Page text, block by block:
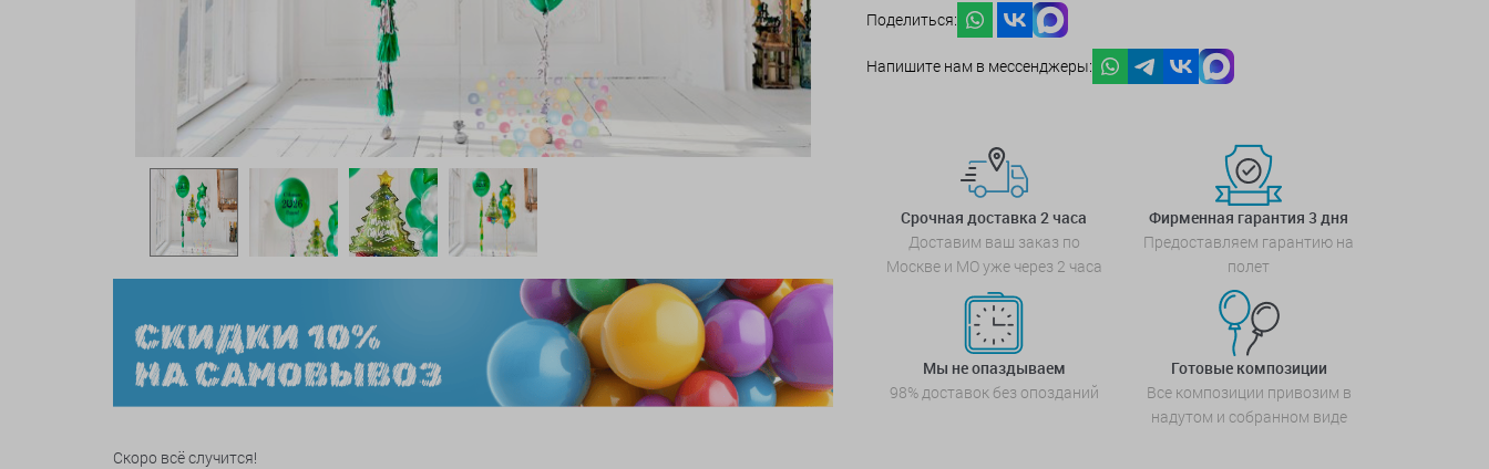
Поделиться:
Напишите нам в мессенджеры:
Срочная доставка 2 часа
Доставим ваш заказ по
Москве и МО уже через 2 часа
Фирменная гарантия 3 дня
Предоставляем гарантию на
полет
Мы не опаздываем
98% доставок без опозданий
Готовые композиции
Все композиции привозим в
надутом и собранном виде
Скоро всё случится!